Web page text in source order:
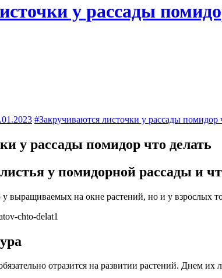
у рассады
#Закручиваются листочки у рассады помидор
у рассады помидор что делать
у помидорной рассады и
у выращиваемых на окне растений, но и у взрослых
отразится на развитии растений. Днем